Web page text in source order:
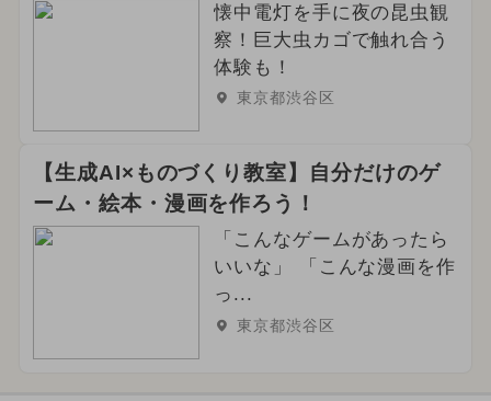
懐中電灯を手に夜の昆虫観
察！巨大虫カゴで触れ合う
体験も！
東京都渋谷区
【生成AI×ものづくり教室】自分だけのゲ
ーム・絵本・漫画を作ろう！
「こんなゲームがあったら
いいな」 「こんな漫画を作
っ...
東京都渋谷区